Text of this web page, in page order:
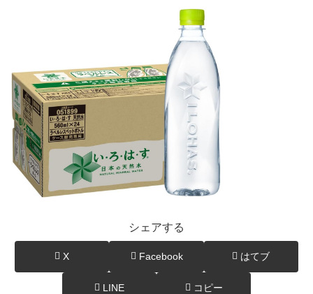
シェアする
X Facebook はてブ
LINE コピー